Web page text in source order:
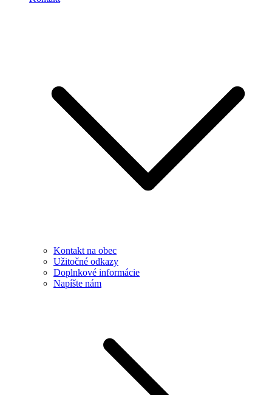
Kontakt na obec
Užitočné odkazy
Doplnkové informácie
Napíšte nám